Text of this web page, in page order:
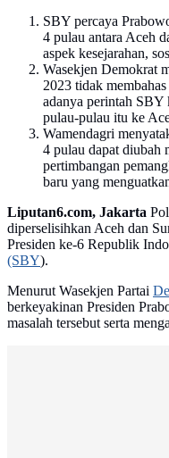
SBY percaya
4 pulau antara Aceh
aspek kesejarahan,
Wasekjen Demokrat
2023 tidak
adanya perintah SBY
pulau-pulau itu ke
Wamendagri
4 pulau dapat diubah
pertimbangan
baru yang
Liputan6.com, Jakarta
diperselisihkan Aceh dan
Presiden ke-6 Republik
(SBY).
Menurut Wasekjen Partai
berkeyakinan Presiden
masalah tersebut serta